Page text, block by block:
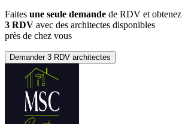
Faites une seule demande de RDV et obtenez
3 RDV avec des architectes disponibles
près de chez vous
Demander 3 RDV architectes